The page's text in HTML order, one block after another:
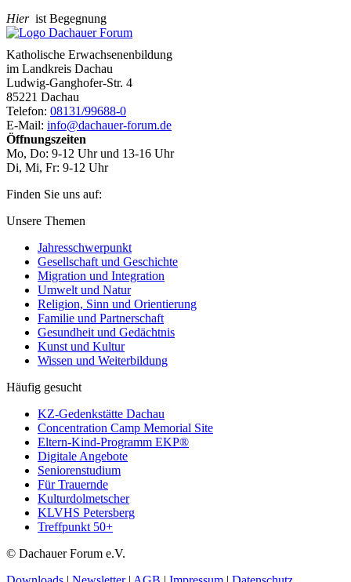
Hierist Begegnung
Katholische Erwachsenenbildung
im Landkreis Dachau
Ludwig-Ganghofer-Str. 4
85221 Dachau
Telefon: 08131/99688-0
E-Mail: info@dachauer-forum.de
Öffnungszeiten
Mo, Do: 9-12 Uhr und 13-16 Uhr
Di, Mi, Fr: 9-12 Uhr
Finden Sie uns auf:
Facebook
YouTube
Newsletter
Unsere Themen
Jahresschwerpunkt
Gesellschaft und Geschichte
Migration und Integration
Umwelt und Natur
Religion, Sinn und Orientierung
Familie und Partnerschaft
Gesundheit und Gedächtnis
Kunst und Kultur
Wissen und Weiterbildung
Häufig gesucht
KZ-Gedenkstätte Dachau
Concentration Camp Memorial Site
Eltern-Kind-Programm EKP®
Digitale Angebote
Seniorenstudium
Für Trauernde
Kulturdolmetscher
KLVHS Petersberg
Treffpunkt 50+
© Dachauer Forum e.V.